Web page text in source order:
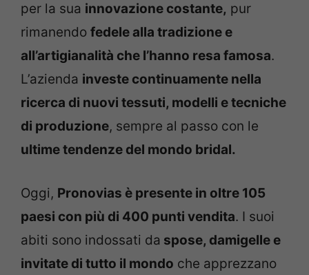
per la sua innovazione costante, pur
rimanendo fedele alla tradizione e
all’artigianalità che l’hanno resa famosa.
L’azienda investe continuamente nella
ricerca di nuovi tessuti, modelli e tecniche
di produzione, sempre al passo con le
ultime tendenze del mondo bridal.
Oggi, Pronovias è presente in oltre 105
paesi con più di 400 punti vendita. I suoi
abiti sono indossati da spose, damigelle e
invitate di tutto il mondo che apprezzano